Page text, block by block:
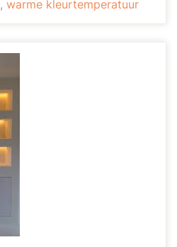
, warme kleurtemperatuur